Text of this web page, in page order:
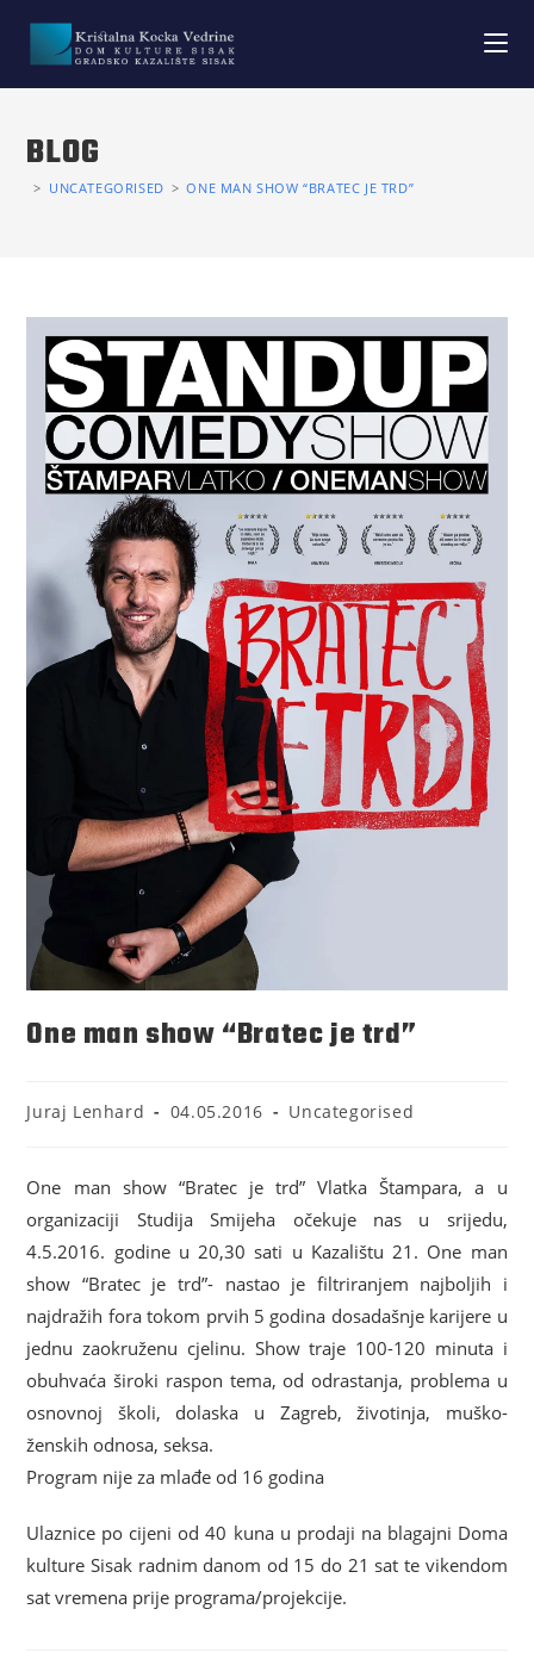
BLOG
> UNCATEGORISED > ONE MAN SHOW “BRATEC JE TRD”
One man show “Bratec je trd”
Juraj Lenhard 04.05.2016 Uncategorised
One man show “Bratec je trd” Vlatka Štampara, a u
organizaciji Studija Smijeha očekuje nas u srijedu,
4.5.2016. godine u 20,30 sati u Kazalištu 21. One man
show “Bratec je trd”- nastao je filtriranjem najboljih i
najdražih fora tokom prvih 5 godina dosadašnje karijere u
jednu zaokruženu cjelinu. Show traje 100-120 minuta i
obuhvaća široki raspon tema, od odrastanja, problema u
osnovnoj školi, dolaska u Zagreb, životinja, muško-
ženskih odnosa, seksa.
Program nije za mlađe od 16 godina
Ulaznice po cijeni od 40 kuna u prodaji na blagajni Doma
kulture Sisak radnim danom od 15 do 21 sat te vikendom
sat vremena prije programa/projekcije.